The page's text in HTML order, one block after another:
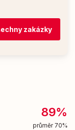
zakázky
89%
průměr 70%